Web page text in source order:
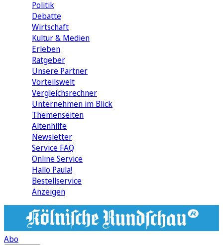
Politik
Debatte
Wirtschaft
Kultur & Medien
Erleben
Ratgeber
Unsere Partner
Vorteilswelt
Vergleichsrechner
Unternehmen im Blick
Themenseiten
Altenhilfe
Newsletter
Service FAQ
Online Service
Hallo Paula!
Bestellservice
Anzeigen
Abo